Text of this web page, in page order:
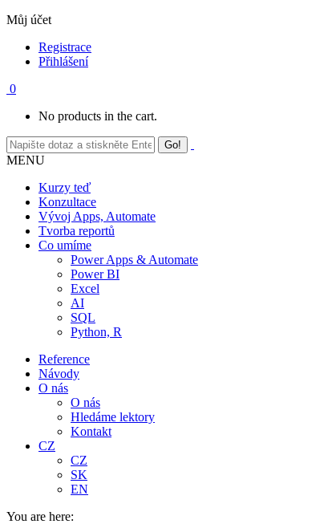
Můj účet
Registrace
Přihlášení
0
No products in the cart.
MENU
Kurzy teď
Konzultace
Vývoj Apps, Automate
Tvorba reportů
Co umíme
Power Apps & Automate
Power BI
Excel
AI
SQL
Python, R
Reference
Návody
O nás
O nás
Hledáme lektory
Kontakt
CZ
CZ
SK
EN
You are here: